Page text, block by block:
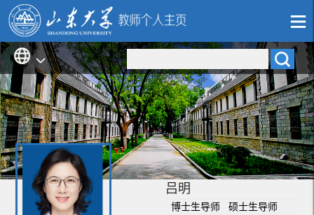
吕明
博士生导师 硕士生导师